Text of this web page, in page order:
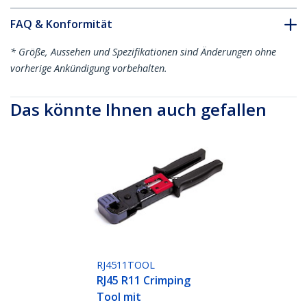
FAQ & Konformität
* Größe, Aussehen und Spezifikationen sind Änderungen ohne
vorherige Ankündigung vorbehalten.
Das könnte Ihnen auch gefallen
RJ4511TOOL
RJ45 R11 Crimping
Tool mit